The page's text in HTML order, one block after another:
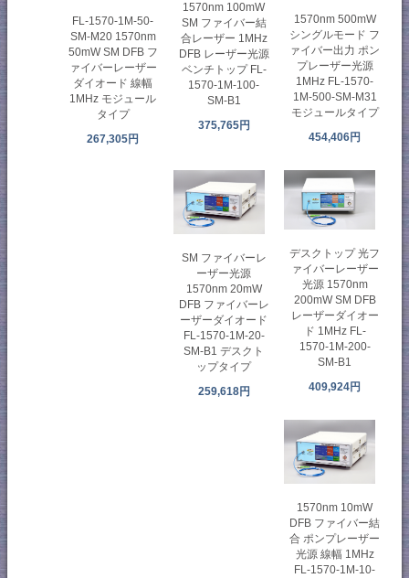
FL-1570-1M-50-
SM-M20 1570nm
50mW SM DFB フ
ァイバーレーザー
ダイオード 線幅
1MHz モジュール
タイプ
267,305円
1570nm 100mW
SM ファイバー結
合レーザー 1MHz
DFB レーザー光源
ベンチトップ FL-
1570-1M-100-
SM-B1
375,765円
1570nm 500mW
シングルモード フ
ァイバー出力 ポン
プレーザー光源
1MHz FL-1570-
1M-500-SM-M31
モジュールタイプ
454,406円
SM ファイバーレ
ーザー光源
1570nm 20mW
DFB ファイバーレ
ーザーダイオード
FL-1570-1M-20-
SM-B1 デスクト
ップタイプ
259,618円
デスクトップ 光フ
ァイバーレーザー
光源 1570nm
200mW SM DFB
レーザーダイオー
ド 1MHz FL-
1570-1M-200-
SM-B1
409,924円
1570nm 10mW
DFB ファイバー結
合 ポンプレーザー
光源 線幅 1MHz
FL-1570-1M-10-